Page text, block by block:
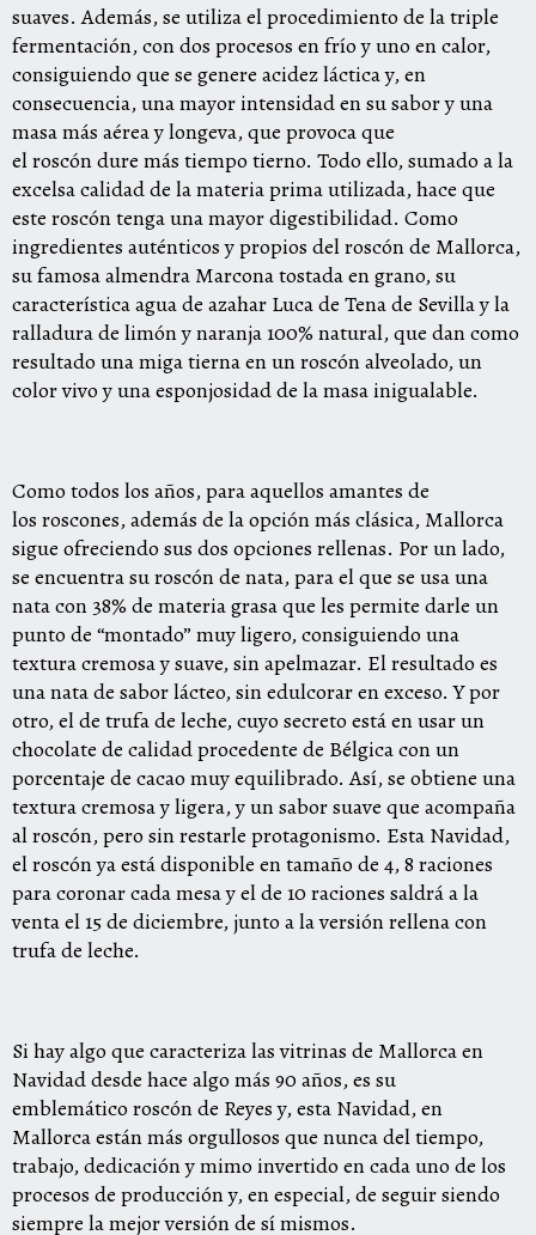
suaves. Además, se utiliza el procedimiento de la triple
fermentación, con dos procesos en frío y uno en calor,
consiguiendo que se genere acidez láctica y, en
consecuencia, una mayor intensidad en su sabor y una
masa más aérea y longeva, que provoca que
elroscóndure más tiempo tierno. Todo ello, sumado a la
excelsa calidad de la materia prima utilizada, hace que
este roscóntenga una mayor digestibilidad. Como
ingredientes auténticos y propios delroscónde Mallorca,
su famosa almendra Marcona tostada en grano, su
característica agua de azahar Luca de Tena de Sevilla y la
ralladura de limón y naranja 100% natural, que dan como
resultado una miga tierna en unroscónalveolado, un
color vivo y una esponjosidad de la masa inigualable.
Como todos los años, para aquellos amantes de
los roscones, además de la opción más clásica, Mallorca
sigue ofreciendo sus dos opciones rellenas. Por un lado,
se encuentra suroscónde nata, para el que se usa una
nata con 38% de materia grasa que les permite darle un
punto de “montado” muy ligero, consiguiendo una
textura cremosa y suave, sin apelmazar. El resultado es
una nata de sabor lácteo, sin edulcorar en exceso. Y por
otro, el de trufa de leche, cuyo secreto está en usar un
chocolate de calidad procedente de Bélgica con un
porcentaje de cacao muy equilibrado. Así, se obtiene una
textura cremosa y ligera, y un sabor suave que acompaña
alroscón, pero sin restarle protagonismo. Esta Navidad,
elroscónya está disponible en tamaño de 4, 8 raciones
para coronar cada mesa y el de 10 raciones saldrá a la
venta el 15 de diciembre, junto a la versión rellena con
trufa de leche.
Si hay algo que caracteriza las vitrinas de Mallorca en
Navidad desde hace algo más 90 años, es su
emblemático roscónde Reyes y, esta Navidad, en
Mallorca están más orgullosos que nunca del tiempo,
trabajo, dedicación y mimo invertido en cada uno de los
procesos de producción y, en especial, de seguir siendo
siempre la mejor versión de sí mismos.